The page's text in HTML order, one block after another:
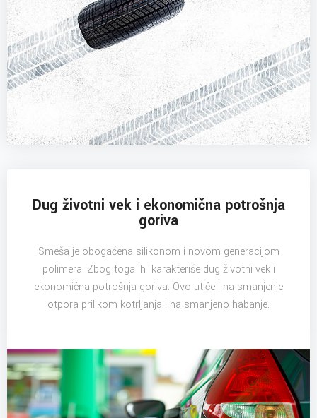
Dug životni vek i ekonomična potrošnja
goriva
Smeša je obogaćena silikonom i novom generacijom
polimera. Zbog toga ih karakteriše dug životni vek i
ekonomična potrošnja goriva. Ovo utiče i na smanjenje
otpora prilikom kotrljanja i na smanjeno habanje.